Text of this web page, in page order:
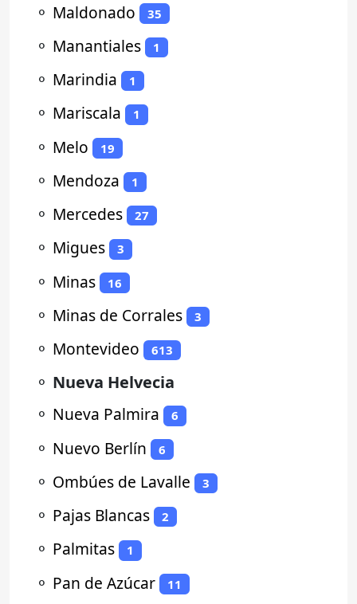
⚬ Maldonado 35
⚬ Manantiales 1
⚬ Marindia 1
⚬ Mariscala 1
⚬ Melo 19
⚬ Mendoza 1
⚬ Mercedes 27
⚬ Migues 3
⚬ Minas 16
⚬ Minas de Corrales 3
⚬ Montevideo 613
⚬ Nueva Helvecia
⚬ Nueva Palmira 6
⚬ Nuevo Berlín 6
⚬ Ombúes de Lavalle 3
⚬ Pajas Blancas 2
⚬ Palmitas 1
⚬ Pan de Azúcar 11